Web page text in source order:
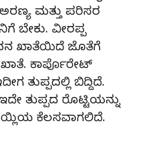
ಮತ್ತು ಪರಿಸರ
ಬೇಕು. ವೀರಪ್ಪ
ಖಾತೆಯಿದೆ ಜೊತೆಗೆ
ಕಾರ್ಪೊರೇಟ್
ತುಪ್ಪದಲ್ಲಿ ಬಿದ್ದಿದೆ.
ತುಪ್ಪದ ರೊಟ್ಟಿಯನ್ನು
ಕೆಲಸವಾಗಲಿದೆ.